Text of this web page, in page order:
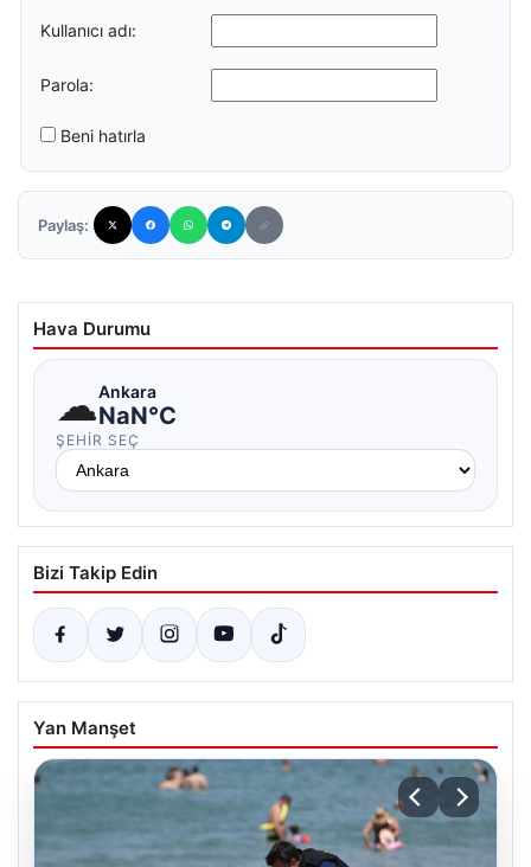
Kullanıcı adı:
Parola:
Beni hatırla
Paylaş:
Hava Durumu
☁Ankara
NaN°C
ŞEHIR SEÇ
Bizi Takip Edin
Yan Manşet